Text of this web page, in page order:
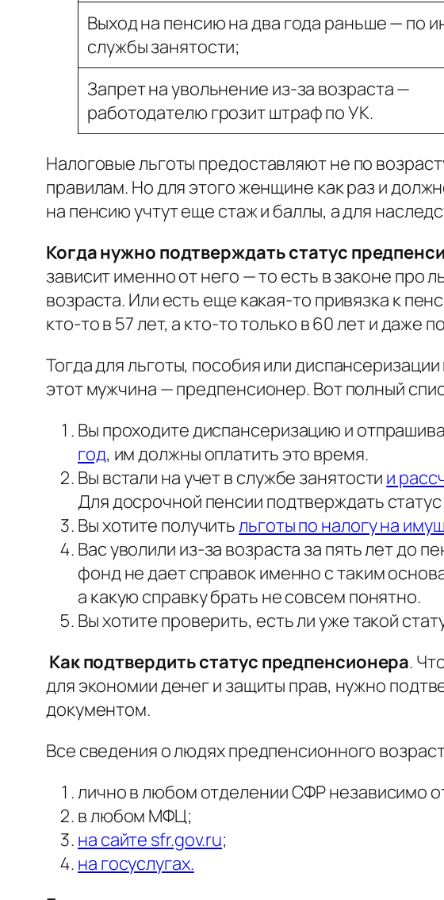
Выход на пенсию на два года раньше — по
службы занятости;
Запрет на увольнение из-за возраста —
работодателю грозит штраф по УК.
Налоговые льготы предоставляют не по
правилам. Но для этого женщине как раз и
на пенсию учтут еще стаж и баллы, а для
Когда нужно подтверждать статус
зависит именно от него — то есть в законе про
возраста. Или есть еще какая-то привязка к
кто-то в 57 лет, а кто-то только в 60 лет и даже
Тогда для льготы, пособия или
этот мужчина — предпенсионер. Вот полный
Вы проходите диспансеризацию и
год, им должны оплатить это время.
Вы встали на учет в службе занятости и
Для досрочной пенсии подтверждать
Вы хотите получитьльготы по налогу на
Вас уволили из-за возраста за пять лет до
фонд не дает справок именно с таким
а какую справку брать не совсем понятно.
Вы хотите проверить, есть ли уже такой
Как подтвердить статус предпенсионера.
для экономии денег и защиты прав, нужно
документом.
Все сведения о людях предпенсионного
лично в любом отделении СФР независимо
в любом МФЦ;
на сайте sfr.gov.ru;
на госуслугах.